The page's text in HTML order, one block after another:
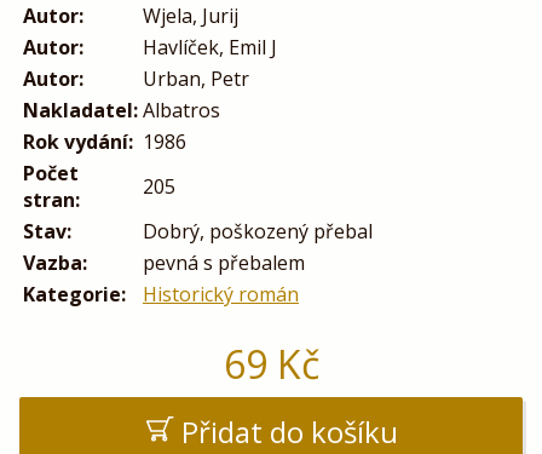
Autor:
Wjela, Jurij
Autor:
Havlíček, Emil J
Autor:
Urban, Petr
Nakladatel:Albatros
Rok vydání: 1986
Počet
stran:
205
Stav:
Dobrý, poškozený přebal
Vazba:
pevná s přebalem
Kategorie:
Historický román
69 Kč
Přidat do košíku